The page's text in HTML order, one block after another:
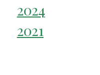
2024
2021